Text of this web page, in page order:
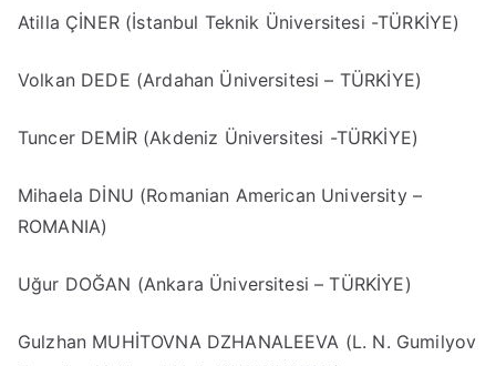
Atilla ÇİNER (İstanbul Teknik Üniversitesi -TÜRKİYE)
Volkan DEDE (Ardahan Üniversitesi – TÜRKİYE)
Tuncer DEMİR (Akdeniz Üniversitesi -TÜRKİYE)
Mihaela DİNU (Romanian American University –
ROMANIA)
Uğur DOĞAN (Ankara Üniversitesi – TÜRKİYE)
Gulzhan MUHİTOVNA DZHANALEEVA (L. N. Gumilyov